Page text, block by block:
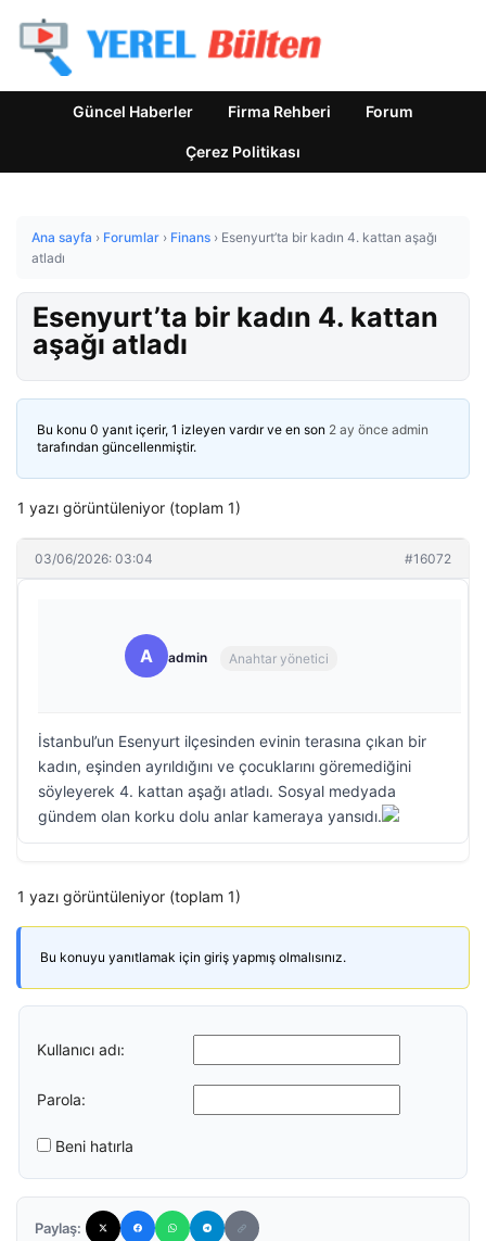
Güncel Haberler Firma Rehberi Forum
Çerez Politikası
Ana sayfa › Forumlar › Finans › Esenyurt’ta bir kadın 4. kattan aşağı
atladı
Esenyurt’ta bir kadın 4. kattan
aşağı atladı
Bu konu 0 yanıt içerir, 1 izleyen vardır ve en son 2 ay önce admin
tarafından güncellenmiştir.
1 yazı görüntüleniyor (toplam 1)
03/06/2026: 03:04 #16072
A admin Anahtar yönetici
İstanbul’un Esenyurt ilçesinden evinin terasına çıkan bir
kadın, eşinden ayrıldığını ve çocuklarını göremediğini
söyleyerek 4. kattan aşağı atladı. Sosyal medyada
gündem olan korku dolu anlar kameraya yansıdı.
1 yazı görüntüleniyor (toplam 1)
Bu konuyu yanıtlamak için giriş yapmış olmalısınız.
Kullanıcı adı:
Parola:
Beni hatırla
Paylaş: